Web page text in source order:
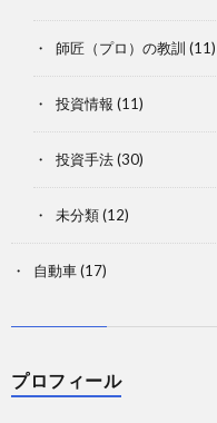
師匠（プロ）の教訓 (11)
投資情報 (11)
投資手法(30)
未分類(12)
自動車(17)
プロフィール